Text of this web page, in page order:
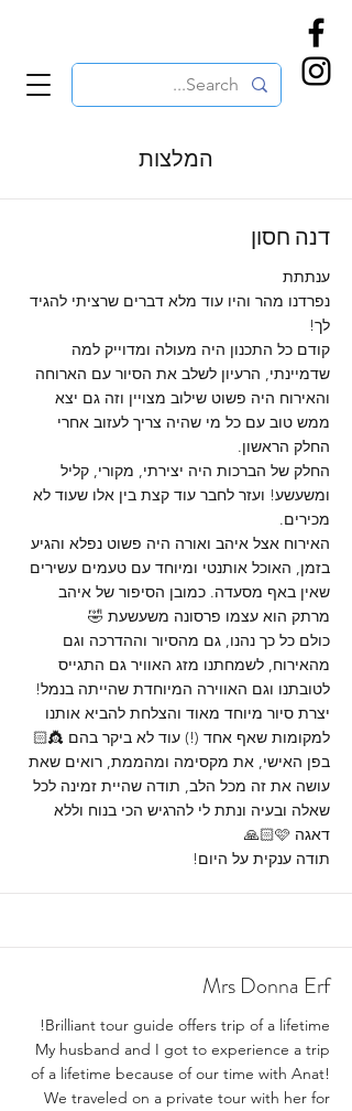
המלצות
דנה חסון
ענתתת
נפרדנו מהר והיו עוד מלא דברים שרציתי להגיד
לך!
קודם כל התכנון היה מעולה ומדוייק למה
שדמיינתי, הרעיון לשלב את הסיור עם הארוחה
והאירוח היה פשוט שילוב מצויין וזה גם יצא
ממש טוב עם כל מי שהיה צריך לעזוב אחרי
החלק הראשון.
החלק של הברכות היה יצירתי, מקורי, קליל
ומשעשע! ועזר לחבר עוד קצת בין אלו שעוד לא
מכירים.
האירוח אצל איהב ואורה היה פשוט נפלא והגיע
בזמן, האוכל אותנטי ומיוחד עם טעמים עשירים
שאין באף מסעדה. כמובן הסיפור של איהב
מרתק הוא עצמו פרסונה משעשעת 🤣
כולם כל כך נהנו, גם מהסיור וההדרכה וגם
מהאירוח, לשמחתנו מזג האוויר גם התגייס
לטובתנו וגם האווירה המיוחדת שהייתה בנמל!
יצרת סיור מיוחד מאוד והצלחת להביא אותנו
למקומות שאף אחד (!) עוד לא ביקר בהם 👸🏻
בפן האישי, את מקסימה ומהממת, רואים שאת
עושה את זה מכל הלב, תודה שהיית זמינה לכל
שאלה ובעיה ונתת לי להרגיש הכי בנוח וללא
דאגה 🩷🙏🏻
תודה ענקית על היום!
Mrs Donna Erf
Brilliant tour guide offers trip of a lifetime!
My husband and I got to experience a trip
of a lifetime because of our time with Anat!
We traveled on a private tour with her for